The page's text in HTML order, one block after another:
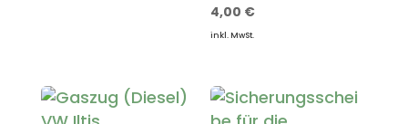
4,00 €
inkl. MwSt.